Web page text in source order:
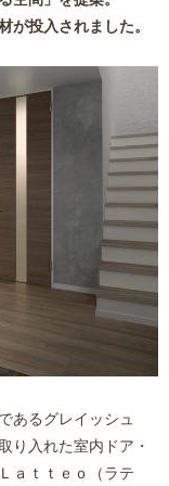
投入されました。
あるグレイッシュ
り入れた室内ドア・
Ｌａｔｔｅｏ（ラテ